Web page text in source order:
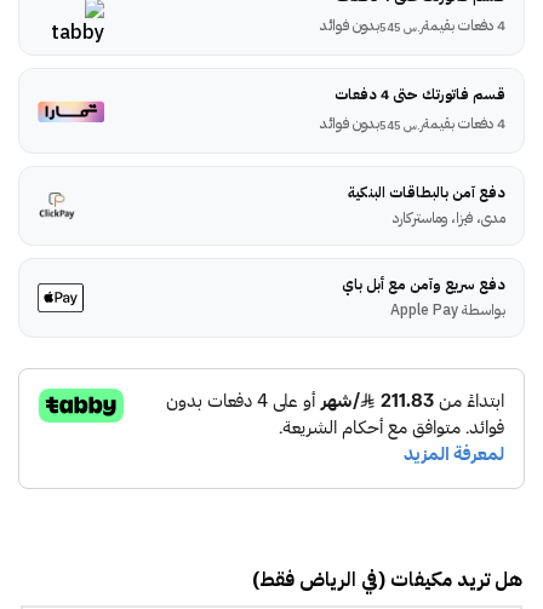
4 دفعات بقيمة
ر.س بدون فوائد
قسم فاتورتك حتى 4 دفعات
4 دفعات بقيمة
ر.س بدون فوائد
دفع آمن بالبطاقات البنكية
مدى، فيزا، وماستركارد
دفع سريع وآمن مع أبل باي
بواسطة Apple Pay
هل تريد مكيفات (في الرياض فقط)